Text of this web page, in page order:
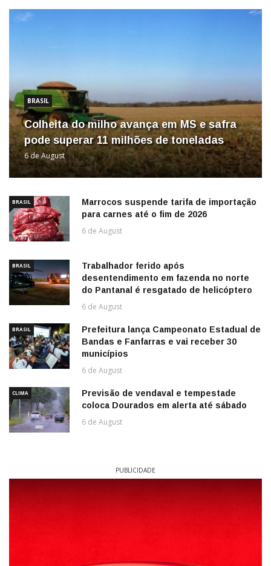
BRASIL
Colheita do milho avança em MS e safra
pode superar 11 milhões de toneladas
6 de August
BRASIL
Marrocos suspende tarifa de importação
para carnes até o fim de 2026
6 de August
BRASIL
Trabalhador ferido após
desentendimento em fazenda no norte
do Pantanal é resgatado de helicóptero
6 de August
BRASIL
Prefeitura lança Campeonato Estadual de
Bandas e Fanfarras e vai receber 30
municípios
6 de August
CLIMA
Previsão de vendaval e tempestade
coloca Dourados em alerta até sábado
6 de August
PUBLICIDADE